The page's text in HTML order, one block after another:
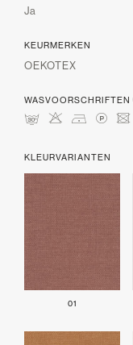
Ja
KEURMERKEN
OEKOTEX
WASVOORSCHRIFTEN
mHDLU
KLEURVARIANTEN
01